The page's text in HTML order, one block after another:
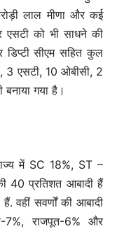
लाल मीणा और कई
एसटी को भी साधने की
डिप्टी सीएम सहित कुल
3 एसटी, 10 ओबीसी, 2
गया है।
में SC 18%, ST –
40 प्रतिशत आबादी हैं
वहीं सवर्णों की आबादी
7%, राजपूत-6% और